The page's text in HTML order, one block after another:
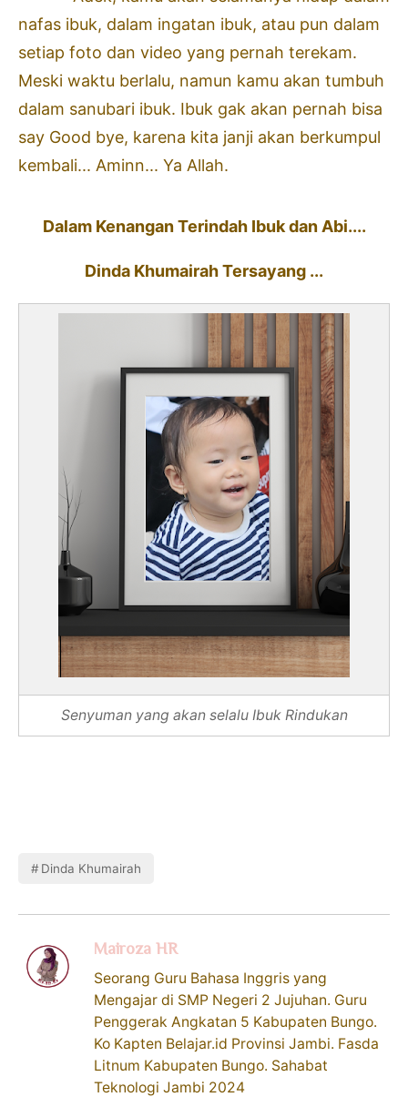
nafas ibuk, dalam ingatan ibuk, atau pun dalam
setiap foto dan video yang pernah terekam.
Meski waktu berlalu, namun kamu akan tumbuh
dalam sanubari ibuk. Ibuk gak akan pernah bisa
say Good bye, karena kita janji akan berkumpul
kembali... Aminn... Ya Allah.
Dalam Kenangan Terindah Ibuk dan Abi....
Dinda Khumairah Tersayang ...
Senyuman yang akan selalu Ibuk Rindukan
Dinda Khumairah
Mairoza HR
Seorang Guru Bahasa Inggris yang
Mengajar di SMP Negeri 2 Jujuhan. Guru
Penggerak Angkatan 5 Kabupaten Bungo.
Ko Kapten Belajar.id Provinsi Jambi. Fasda
Litnum Kabupaten Bungo. Sahabat
Teknologi Jambi 2024